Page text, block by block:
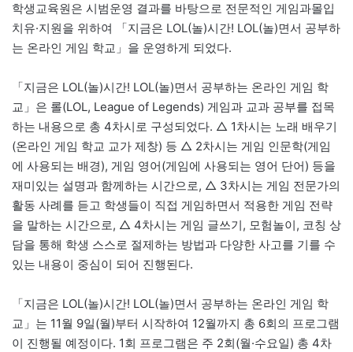
학생교육원은 시범운영 결과를 바탕으로 전문적인 게임과몰입
치유·지원을 위하여 「지금은 LOL(놀)시간! LOL(놀)면서 공부하
는 온라인 게임 학교」을 운영하게 되었다.
「지금은 LOL(놀)시간! LOL(놀)면서 공부하는 온라인 게임 학
교」은 롤(LOL, League of Legends) 게임과 교과 공부를 접목
하는 내용으로 총 4차시로 구성되었다. △ 1차시는 노래 배우기
(온라인 게임 학교 교가 제창) 등 △ 2차시는 게임 인문학(게임
에 사용되는 배경), 게임 영어(게임에 사용되는 영어 단어) 등을
재미있는 설명과 함께하는 시간으로, △ 3차시는 게임 전문가의
활동 사례를 듣고 학생들이 직접 게임하면서 적용한 게임 전략
을 말하는 시간으로, △ 4차시는 게임 글쓰기, 모험놀이, 코칭 상
담을 통해 학생 스스로 절제하는 방법과 다양한 사고를 기를 수
있는 내용이 중심이 되어 진행된다.
「지금은 LOL(놀)시간! LOL(놀)면서 공부하는 온라인 게임 학
교」는 11월 9일(월)부터 시작하여 12월까지 총 6회의 프로그램
이 진행될 예정이다. 1회 프로그램은 주 2회(월·수요일) 총 4차